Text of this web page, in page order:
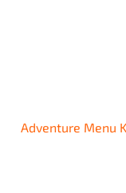
Adventure Menu